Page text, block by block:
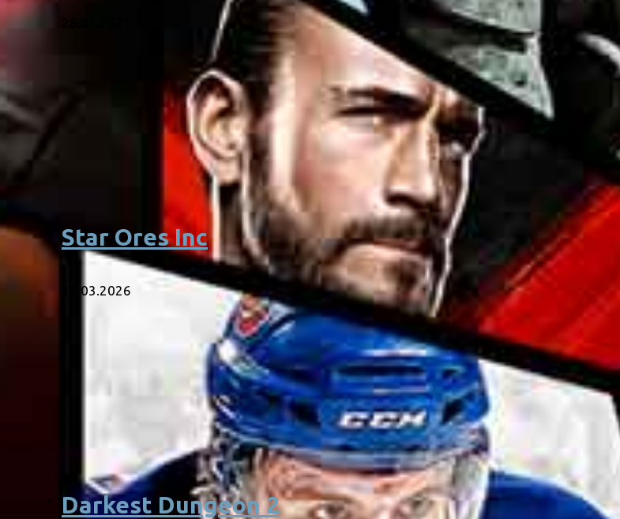
Star Ores Inc
17.03.2026
Darkest Dungeon 2